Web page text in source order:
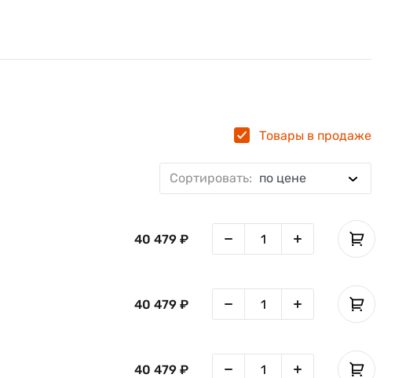
Товары в продаже
Сортировать: по цене
40 479 ₽
40 479 ₽
40 479 ₽